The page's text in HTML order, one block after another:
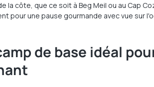
la côte, que ce soit à Beg Meil ou au Cap
pour une pause gourmande avec vue sur
de base idéal